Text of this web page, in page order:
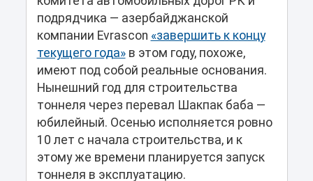
подрядчика — азербайджанской
компании Evrascon «завершить к концу
текущего года»в этом году, похоже,
имеют под собой реальные основания.
Нынешний год для строительства
тоннеля через перевал Шакпак баба —
юбилейный. Осенью исполняется ровно
10 лет с начала строительства, и к
этому же времени планируется запуск
тоннеля в эксплуатацию.